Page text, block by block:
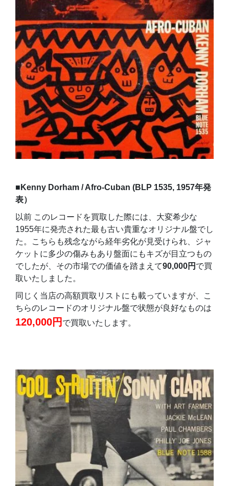
■ Kenny Dorham / Afro-Cuban (BLP 1535, 1957年発
表）
以前 このレコードを買取した際には、大変希少な
1955年に発売された最も古い貴重なオリジナル盤でし
た。こちらも残念ながら経年劣化が見受けられ、ジャ
ケットに多少の傷みもあり盤面にもキズが目立つもの
でしたが、その市場での価値を踏まえて90,000円 で買
取いたしました。
同じく当店の高額買取リストにも載っていますが、こ
ちらのレコードのオリジナル盤で状態が良好なものは
120,000円 で買取いたします。